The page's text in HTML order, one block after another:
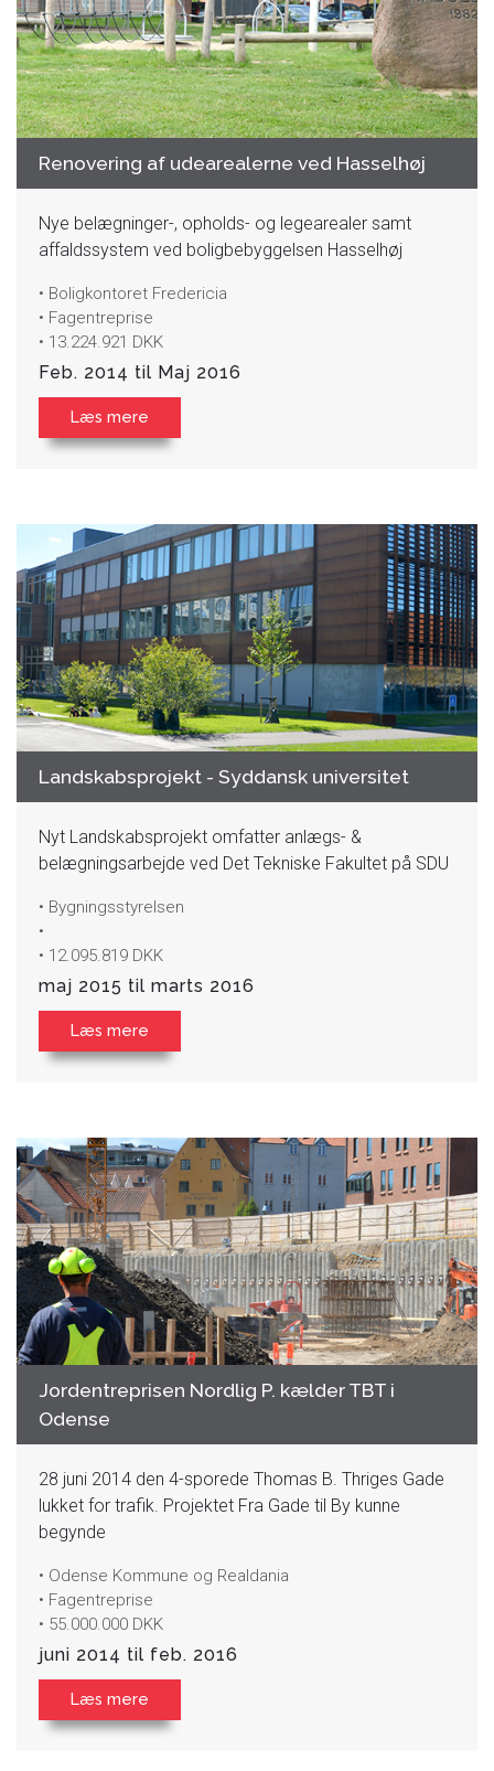
Renovering af udearealerne ved Hasselhøj
Nye belægninger-, opholds- og legearealer samt
affaldssystem ved boligbebyggelsen Hasselhøj
• Boligkontoret Fredericia
• Fagentreprise
• 13.224.921 DKK
Feb. 2014 til Maj 2016
Læs mere
Landskabsprojekt - Syddansk universitet
Nyt Landskabsprojekt omfatter anlægs- &
belægningsarbejde ved Det Tekniske Fakultet på SDU
• Bygningsstyrelsen
•
• 12.095.819 DKK
maj 2015 til marts 2016
Læs mere
Jordentreprisen Nordlig P. kælder TBT i
Odense
28 juni 2014 den 4-sporede Thomas B. Thriges Gade
lukket for trafik. Projektet Fra Gade til By kunne
begynde
• Odense Kommune og Realdania
• Fagentreprise
• 55.000.000 DKK
juni 2014 til feb. 2016
Læs mere